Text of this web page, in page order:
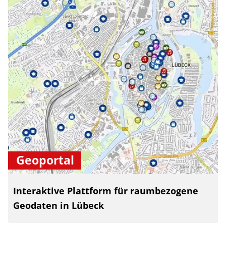
Geoportal
Interaktive Plattform für raumbezogene
Geodaten in Lübeck